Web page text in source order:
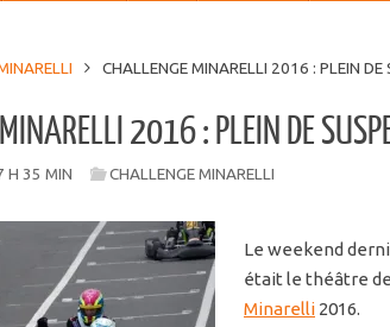
CHALLENGE MINARELLI 2016 : PLEIN DE
2016 : PLEIN DE
H 35 MIN CHALLENGE MINARELLI
Le weekend
était le théâtre
Minarelli 2016.